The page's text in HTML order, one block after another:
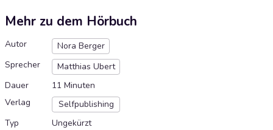
Mehr zu dem Hörbuch
Autor
Nora Berger
Sprecher
Matthias Ubert
Dauer
11 Minuten
Verlag
Selfpublishing
Typ
Ungekürzt